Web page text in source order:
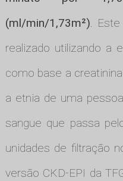
(ml/min/1,73m²).
realizado utilizando a
como base a
a etnia de uma
sangue que passa
unidades de filtração
versão CKD-EPI da